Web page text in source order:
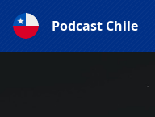
Podcast Chile